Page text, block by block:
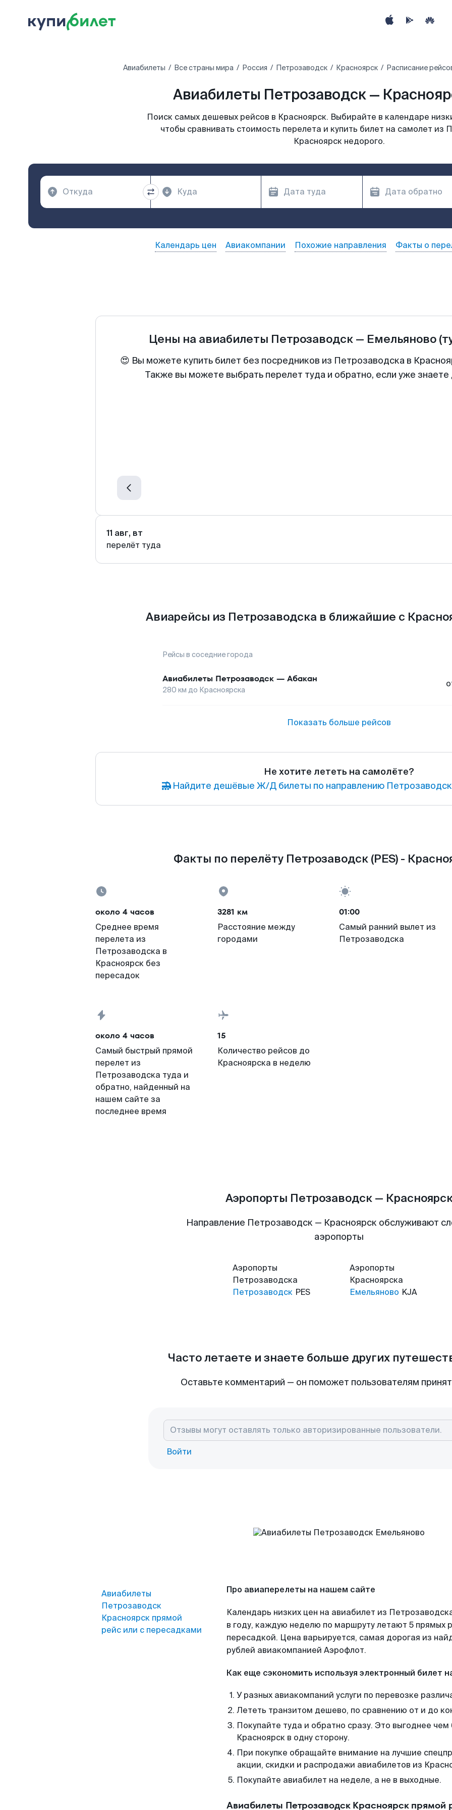
Авиабилеты Все страны мира Россия Петрозаводск Красноярск Расписание
Авиабилеты Петрозаводск —
Поиск самых дешевых рейсов в Красноярск. Выбирайте в календаре
чтобы сравнивать стоимость перелета и купить билет на самолет из
Красноярск недорого.
Календарь цен Авиакомпании Похожие направления Факты о
Цены на авиабилеты Петрозаводск — Емельяново
😍 Вы можете купить билет без посредников из Петрозаводска в
Также вы можете выбрать перелет туда и обратно, если уже
11 авг, вт
перелёт туда
Авиарейсы из Петрозаводска в ближайшие с
Рейсы в соседние города
Авиабилеты Петрозаводск — Абакан
280 км до Красноярска
Показать больше рейсов
Не хотите лететь на самолёте?
Найдите дешёвые Ж/Д билеты по направлению
Факты по перелёту Петрозаводск (PES) -
около 4 часов
Среднее время
перелета из
Петрозаводска в
Красноярск без
пересадок
3281 км
Расстояние между
городами
01:00
Самый ранний вылет из
Петрозаводска
около 4 часов
Самый быстрый прямой
перелет из
Петрозаводска туда и
обратно, найденный на
нашем сайте за
последнее время
15
Количество рейсов до
Красноярска в неделю
Аэропорты Петрозаводск —
Направление Петрозаводск — Красноярск обслуживают
аэропорты
Аэропорты
Петрозаводска
Петрозаводск PES
Аэропорты
Красноярска
Емельяново KJA
Часто летаете и знаете больше других
Оставьте комментарий — он поможет пользователям
Войти
Авиабилеты
Петрозаводск
Красноярск прямой
рейс или с пересадками
Про авиаперелеты на нашем сайте
Календарь низких цен на авиабилет из
в году, каждую неделю по маршруту летают 5 прямых
пересадкой. Цена варьируется, самая дорогая из
рублей авиакомпанией Аэрофлот.
Как еще сэкономить используя электронный билет
У разных авиакомпаний услуги по перевозке
Лететь транзитом дешево, по сравнению от и до
Покупайте туда и обратно сразу. Это выгоднее
Красноярск в одну сторону.
При покупке обращайте внимание на лучшие
акции, скидки и распродажи авиабилетов из
Покупайте авиабилет на неделе, а не в выходные.
Авиабилеты Петрозаводск Красноярск прямой